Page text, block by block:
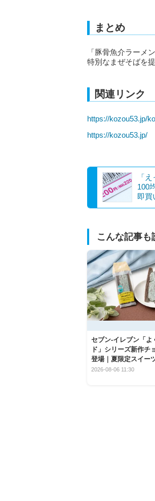
まとめ
「豚骨魚介ラーメ
特別なまぜそばを
関連リンク
https://kozou53.jp/
https://kozou53.jp/
「
100
即買
こんな記事も
セブン‐イレブン「よ
ド」シリーズ新作チ
登場｜夏限定スイー
爽快な魅力
2026-08-06 11:30